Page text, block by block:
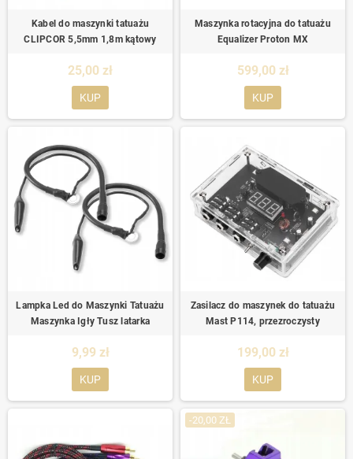
Kabel do maszynki tatuażu
CLIPCOR 5,5mm 1,8m kątowy
25,00 zł
KUP
Maszynka rotacyjna do tatuażu
Equalizer Proton MX
599,00 zł
KUP
Lampka Led do Maszynki Tatuażu
Maszynka Igły Tusz latarka
9,99 zł
KUP
Zasilacz do maszynek do tatuażu
Mast P114, przezroczysty
199,00 zł
KUP
-20,00 ZŁ